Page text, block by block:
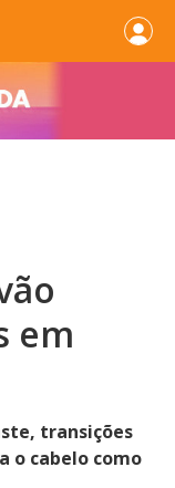
em
transições
o cabelo como